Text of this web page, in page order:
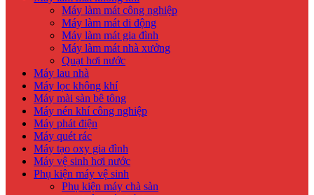
Máy làm mát công nghiệp
Máy làm mát di động
Máy làm mát gia đình
Máy làm mát nhà xưởng
Quạt hơi nước
Máy lau nhà
Máy lọc không khí
Máy mài sàn bê tông
Máy nén khí công nghiệp
Máy phát điện
Máy quét rác
Máy tạo oxy gia đình
Máy vệ sinh hơi nước
Phụ kiện máy vệ sinh
Phụ kiện máy chà sàn